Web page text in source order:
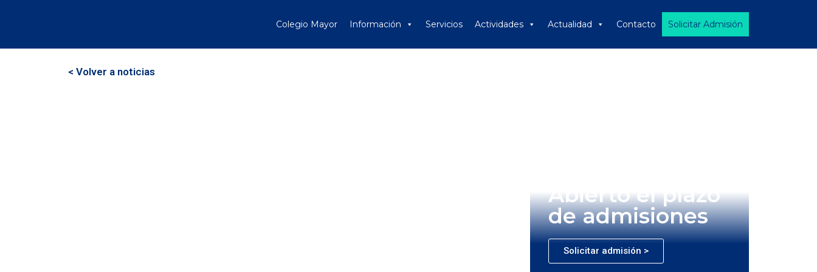
Colegio Mayor Información Servicios Actividades Actualidad Contacto Solicitar Admisión
< Volver a noticias
Abierto el plazo
de admisiones
Solicitar admisión >